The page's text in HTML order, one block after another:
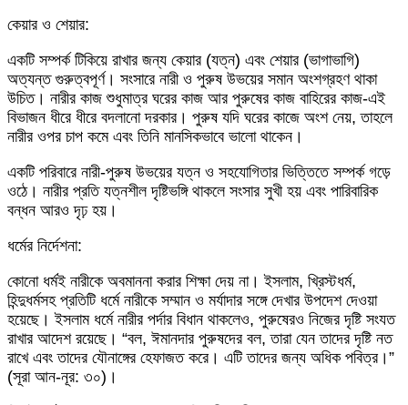
কেয়ার ও শেয়ার:
একটি সম্পর্ক টিকিয়ে রাখার জন্য কেয়ার (যত্ন) এবং শেয়ার (ভাগাভাগি)
অত্যন্ত গুরুত্বপূর্ণ। সংসারে নারী ও পুরুষ উভয়ের সমান অংশগ্রহণ থাকা
উচিত। নারীর কাজ শুধুমাত্র ঘরের কাজ আর পুরুষের কাজ বাহিরের কাজ-এই
বিভাজন ধীরে ধীরে বদলানো দরকার। পুরুষ যদি ঘরের কাজে অংশ নেয়, তাহলে
নারীর ওপর চাপ কমে এবং তিনি মানসিকভাবে ভালো থাকেন।
একটি পরিবারে নারী-পুরুষ উভয়ের যত্ন ও সহযোগিতার ভিত্তিতে সম্পর্ক গড়ে
ওঠে। নারীর প্রতি যত্নশীল দৃষ্টিভঙ্গি থাকলে সংসার সুখী হয় এবং পারিবারিক
বন্ধন আরও দৃঢ় হয়।
ধর্মের নির্দেশনা:
কোনো ধর্মই নারীকে অবমাননা করার শিক্ষা দেয় না। ইসলাম, খ্রিস্টধর্ম,
হিন্দুধর্মসহ প্রতিটি ধর্মে নারীকে সম্মান ও মর্যাদার সঙ্গে দেখার উপদেশ দেওয়া
হয়েছে। ইসলাম ধর্মে নারীর পর্দার বিধান থাকলেও, পুরুষেরও নিজের দৃষ্টি সংযত
রাখার আদেশ রয়েছে। “বল, ঈমানদার পুরুষদের বল, তারা যেন তাদের দৃষ্টি নত
রাখে এবং তাদের যৌনাঙ্গের হেফাজত করে। এটি তাদের জন্য অধিক পবিত্র।”
(সূরা আন-নূর: ৩০)।